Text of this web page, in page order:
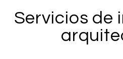
Servicios de